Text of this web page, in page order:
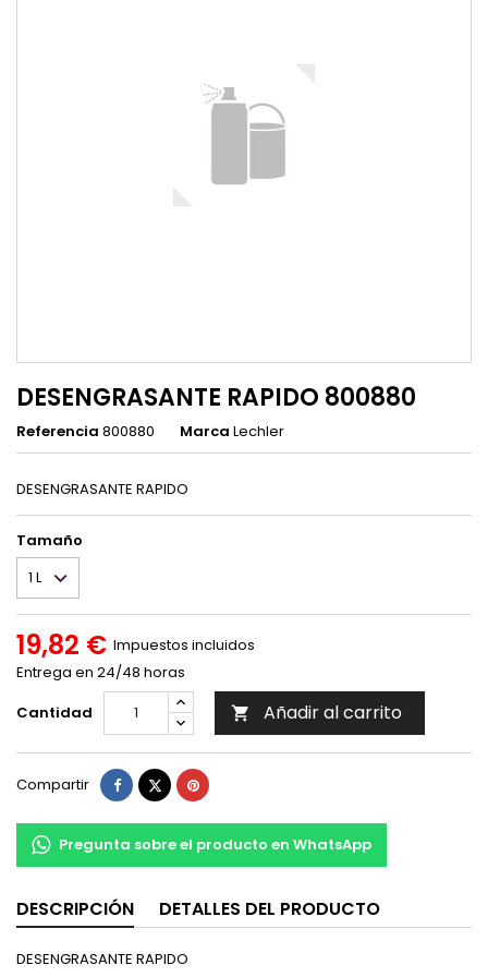
DESENGRASANTE RAPIDO 800880
Referencia 800880 Marca Lechler
DESENGRASANTE RAPIDO
Tamaño
19,82 € Impuestos incluidos
Entrega en 24/48 horas
Cantidad
 Añadir al carrito
Compartir Compartir
TuitearPinterest
Pregunta sobre el producto en WhatsApp
DESCRIPCIÓN DETALLES DEL PRODUCTO
DESENGRASANTE RAPIDO